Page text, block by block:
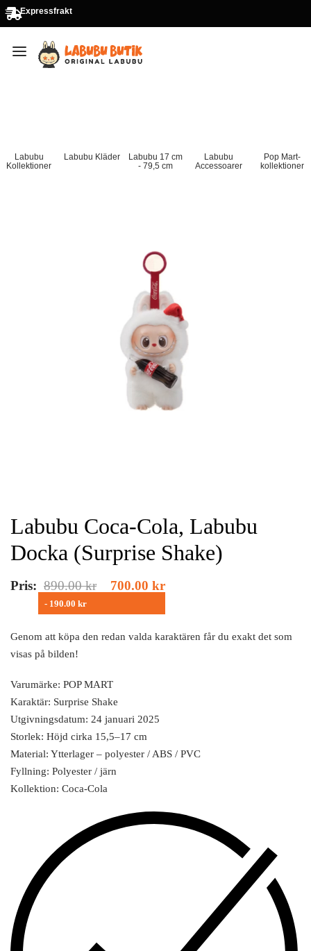
Expressfrakt
Labubu
Kollektioner
Labubu Kläder
Labubu 17 cm
- 79,5 cm
Labubu
Accessoarer
Pop Mart-
kollektioner
Labubu Coca-Cola, Labubu
Docka (Surprise Shake)
Pris: 890.00kr 700.00 kr
- 190.00 kr
Genom att köpa den redan valda karaktären får du exakt det som
visas på bilden!
Varumärke: POP MART
Karaktär: Surprise Shake
Utgivningsdatum: 24 januari 2025
Storlek: Höjd cirka 15,5–17 cm
Material: Ytterlager – polyester / ABS / PVC
Fyllning: Polyester / järn
Kollektion: Coca-Cola